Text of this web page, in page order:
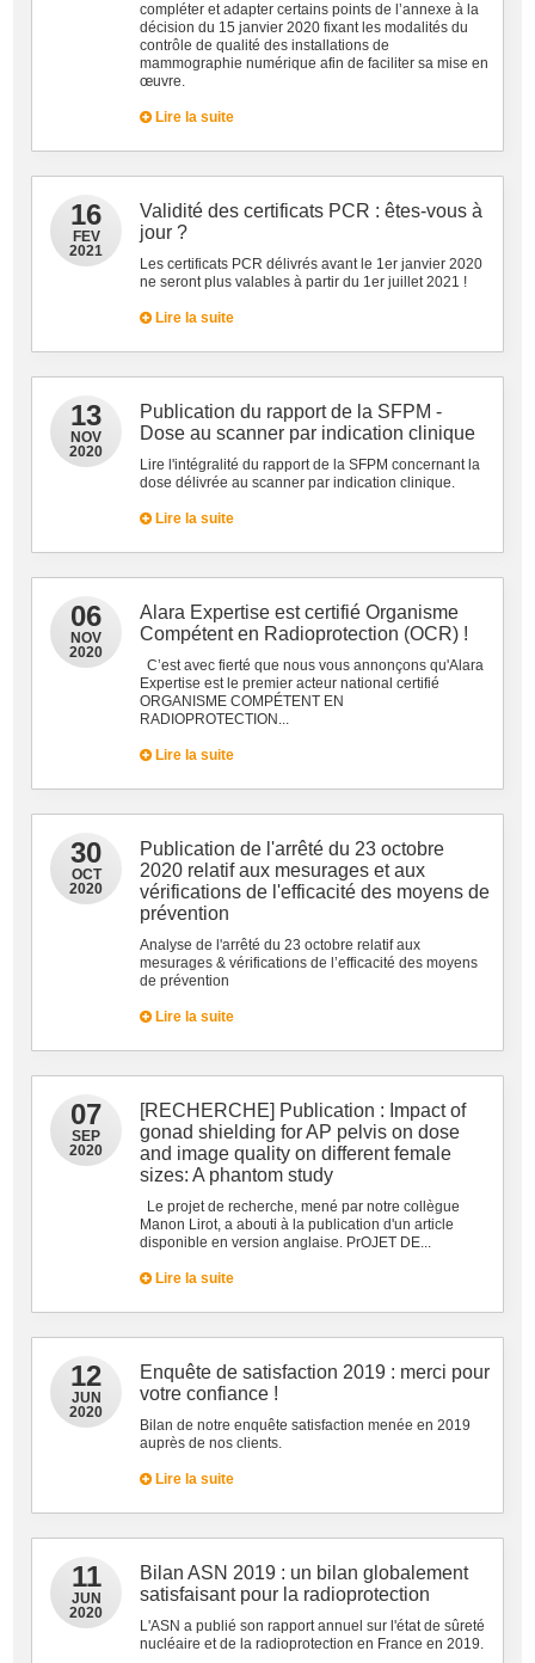
compléter et adapter certains points de l’annexe à la
décision du 15 janvier 2020 fixant les modalités du
contrôle de qualité des installations de
mammographie numérique afin de faciliter sa mise en
œuvre.
Lire la suite
16
FEV
2021
Validité des certificats PCR : êtes-vous à
jour ?
Les certificats PCR délivrés avant le 1er janvier 2020
ne seront plus valables à partir du 1er juillet 2021 !
Lire la suite
13
NOV
2020
Publication du rapport de la SFPM -
Dose au scanner par indication clinique
Lire l'intégralité du rapport de la SFPM concernant la
dose délivrée au scanner par indication clinique.
Lire la suite
06
NOV
2020
Alara Expertise est certifié Organisme
Compétent en Radioprotection (OCR) !
C’est avec fierté que nous vous annonçons qu'Alara
Expertise est le premier acteur national certifié
ORGANISME COMPÉTENT EN
RADIOPROTECTION...
Lire la suite
30
OCT
2020
Publication de l'arrêté du 23 octobre
2020 relatif aux mesurages et aux
vérifications de l'efficacité des moyens de
prévention
Analyse de l'arrêté du 23 octobre relatif aux
mesurages & vérifications de l’efficacité des moyens
de prévention
Lire la suite
07
SEP
2020
[RECHERCHE] Publication : Impact of
gonad shielding for AP pelvis on dose
and image quality on different female
sizes: A phantom study
Le projet de recherche, mené par notre collègue
Manon Lirot, a abouti à la publication d'un article
disponible en version anglaise. PrOJET DE...
Lire la suite
12
JUN
2020
Enquête de satisfaction 2019 : merci pour
votre confiance !
Bilan de notre enquête satisfaction menée en 2019
auprès de nos clients.
Lire la suite
11
JUN
2020
Bilan ASN 2019 : un bilan globalement
satisfaisant pour la radioprotection
L'ASN a publié son rapport annuel sur l'état de sûreté
nucléaire et de la radioprotection en France en 2019.